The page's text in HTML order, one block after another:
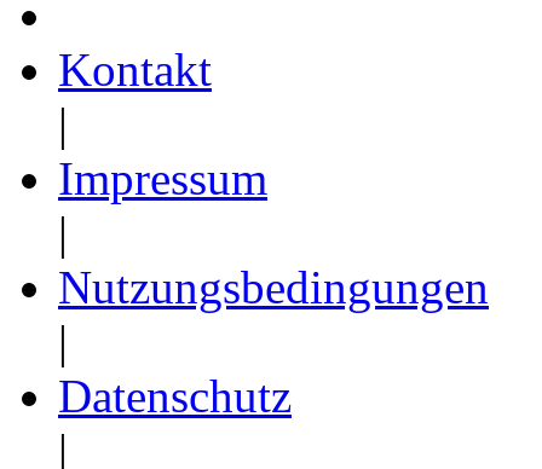
Kontakt
|
Impressum
|
Nutzungsbedingungen
|
Datenschutz
|